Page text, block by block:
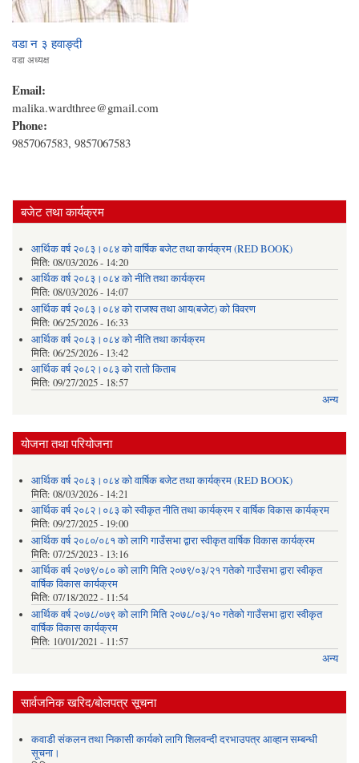
वडा न ३ हवाङ्दी
वडा अध्यक्ष
Email:
malika.wardthree@gmail.com
Phone:
9857067583, 9857067583
बजेट तथा कार्यक्रम
आर्थिक वर्ष २०८३।०८४ को वार्षिक बजेट तथा कार्यक्रम (RED BOOK)
मिति: 08/03/2026 - 14:20
आर्थिक वर्ष २०८३।०८४ को नीति तथा कार्यक्रम
मिति: 08/03/2026 - 14:07
आर्थिक वर्ष २०८३।०८४ को राजश्व तथा आय(बजेट) को विवरण
मिति: 06/25/2026 - 16:33
आर्थिक वर्ष २०८३।०८४ को नीति तथा कार्यक्रम
मिति: 06/25/2026 - 13:42
आर्थिक वर्ष २०८२।०८३ को रातो किताब
मिति: 09/27/2025 - 18:57
अन्य
योजना तथा परियोजना
आर्थिक वर्ष २०८३।०८४ को वार्षिक बजेट तथा कार्यक्रम (RED BOOK)
मिति: 08/03/2026 - 14:21
आर्थिक वर्ष २०८२।०८३ को स्वीकृत नीति तथा कार्यक्रम र वार्षिक विकास कार्यक्रम
मिति: 09/27/2025 - 19:00
आर्थिक वर्ष २०८०/०८१ को लागि गाउँसभा द्वारा स्वीकृत वार्षिक विकास कार्यक्रम
मिति: 07/25/2023 - 13:16
आर्थिक वर्ष २०७९/०८० को लागि मिति २०७९/०३/२१ गतेको गाउँसभा द्वारा स्वीकृत
वार्षिक विकास कार्यक्रम
मिति: 07/18/2022 - 11:54
आर्थिक वर्ष २०७८/०७९ को लागि मिति २०७८/०३/१० गतेको गाउँसभा द्वारा स्वीकृत
वार्षिक विकास कार्यक्रम
मिति: 10/01/2021 - 11:57
अन्य
सार्वजनिक खरिद/बोलपत्र सूचना
कवाडी संकलन तथा निकासी कार्यको लागि शिलवन्दी दरभाउपत्र आव्हान सम्बन्धी
सूचना।